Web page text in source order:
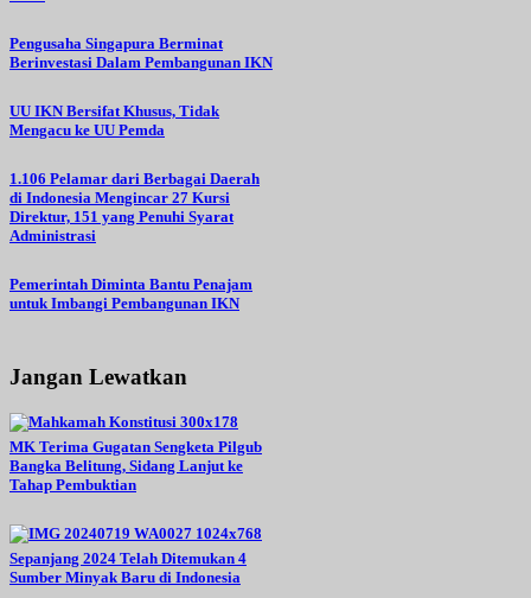
Pengusaha Singapura Berminat
Berinvestasi Dalam Pembangunan IKN
UU IKN Bersifat Khusus, Tidak
Mengacu ke UU Pemda
1.106 Pelamar dari Berbagai Daerah
di Indonesia Mengincar 27 Kursi
Direktur, 151 yang Penuhi Syarat
Administrasi
Pemerintah Diminta Bantu Penajam
untuk Imbangi Pembangunan IKN
Jangan Lewatkan
MK Terima Gugatan Sengketa Pilgub
Bangka Belitung, Sidang Lanjut ke
Tahap Pembuktian
Sepanjang 2024 Telah Ditemukan 4
Sumber Minyak Baru di Indonesia